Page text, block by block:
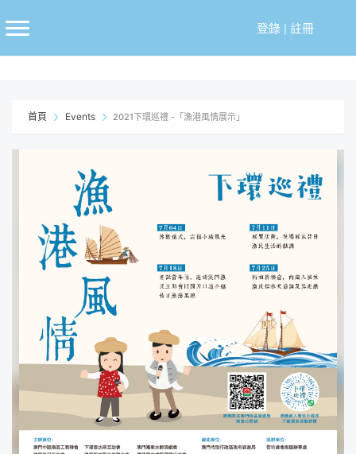
至
登錄| 註冊
首頁 Events 2021下環巡禮 -「漁港風情展示」